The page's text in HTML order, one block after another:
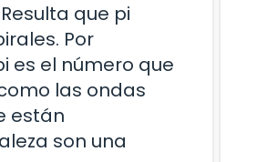
que pi
Por
es el número que
las ondas
están
son una